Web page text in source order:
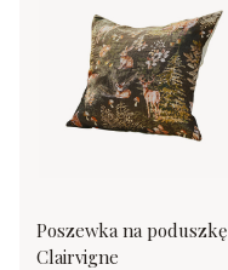
Poszewka na poduszkę
Clairvigne